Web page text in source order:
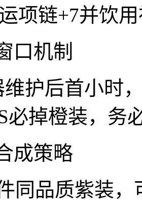
项链+7并饮
口机制
护后首小时
必掉橙装，务
成策略
同品质紫装